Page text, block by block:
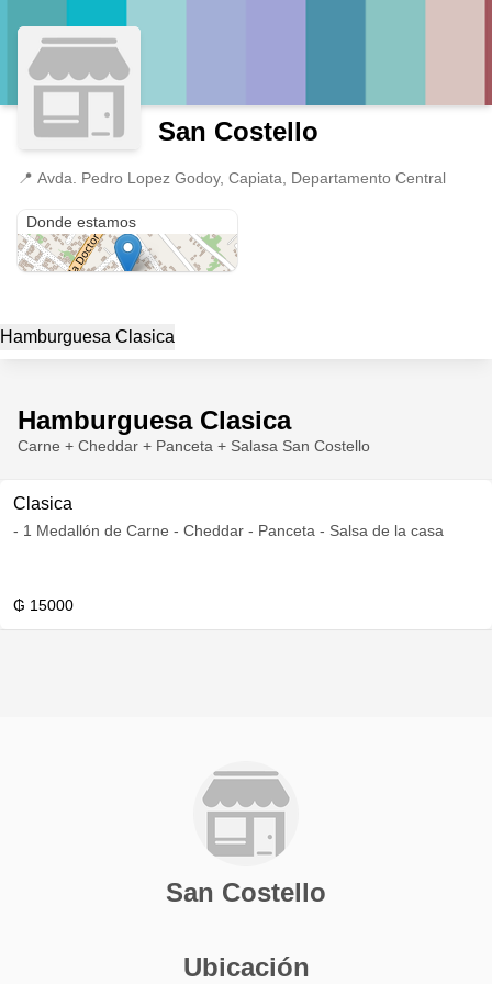
San Costello
📍 Avda. Pedro Lopez Godoy, Capiata, Departamento Central
Donde estamos
Hamburguesa Clasica
Hamburguesa Clasica
Carne + Cheddar + Panceta + Salasa San Costello
Clasica
- 1 Medallón de Carne - Cheddar - Panceta - Salsa de la casa
₲ 15000
San Costello
Ubicación